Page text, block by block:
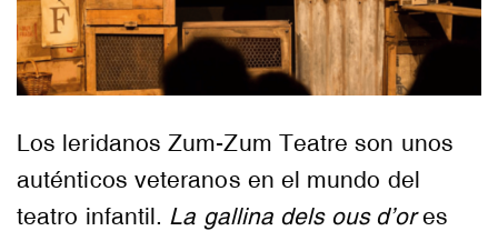
Los leridanos Zum-Zum Teatre son unos
auténticos veteranos en el mundo del
teatro infantil. La gallina dels ous d’ores